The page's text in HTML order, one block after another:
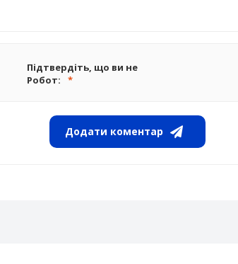
Підтвердіть, що ви не
Робот:
Додати коментар